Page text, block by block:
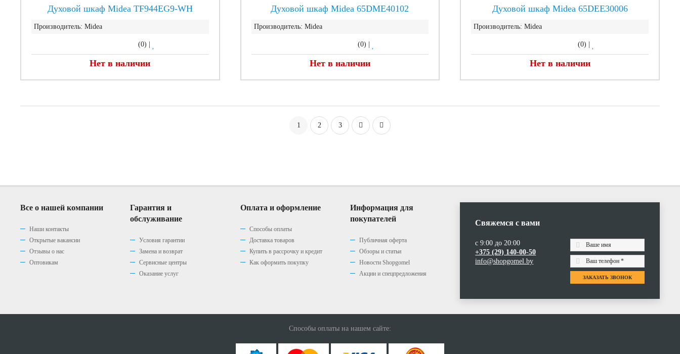
Духовой шкаф Midea TF944EG9-WH
Производитель: Midea
(0)
Нет в наличии
Духовой шкаф Midea 65DME40102
Производитель: Midea
(0)
Нет в наличии
Духовой шкаф Midea 65DEE30006
Производитель: Midea
(0)
Нет в наличии
1 2 3
Все о нашей компании
Наши контакты
Открытые вакансии
Отзывы о нас
Оптовикам
Гарантия и
обслуживание
Условия гарантии
Замена и возврат
Сервисные центры
Оказание услуг
Оплата и оформление
Способы оплаты
Доставка товаров
Купить в рассрочку и кредит
Как оформить покупку
Информация для
покупателей
Публичная оферта
Обзоры и статьи
Новости Shopgomel
Акции и спецпредложения
Свяжемся с вами
с 9:00 до 20:00
+375 (29) 140-00-50
info@shopgomel.by
ЗАКАЗАТЬ ЗВОНОК
Способы оплаты на нашем сайте: